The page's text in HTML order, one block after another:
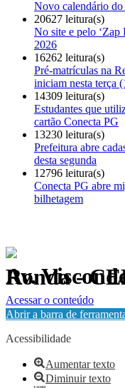
Novo calendário do
20627 leitura(s)
No site e pelo ‘Zap
2026
16262 leitura(s)
Pré-matrículas na
iniciam nesta terça
14309 leitura(s)
Estudantes que
cartão Conecta PG
13230 leitura(s)
Prefeitura abre
desta segunda
12796 leitura(s)
Conecta PG abre
bilhetagem
Av. Visconde de Taunay,
Política de Privacidade.
Acessar o conteúdo
Abrir a barra de
Acessibilidade
Aumentar texto
Diminuir texto